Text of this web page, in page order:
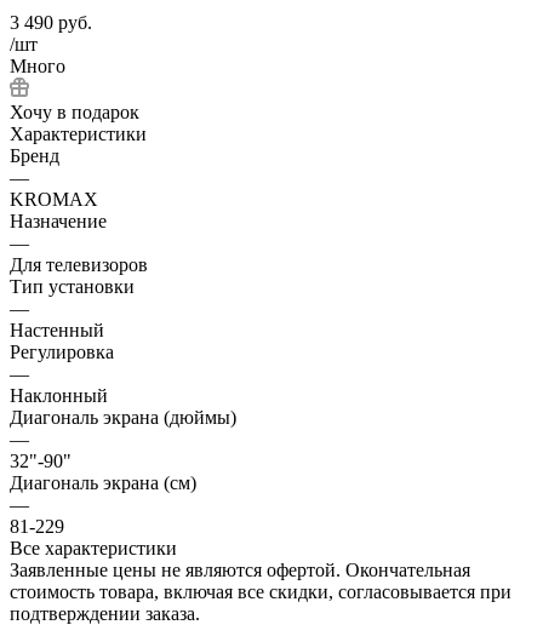
3 490 руб.
/шт
Много
Хочу в подарок
Характеристики
Бренд
—
KROMAX
Назначение
—
Для телевизоров
Тип установки
—
Настенный
Регулировка
—
Наклонный
Диагональ экрана (дюймы)
—
32"-90"
Диагональ экрана (см)
—
81-229
Все характеристики
Заявленные цены не являются офертой. Окончательная
стоимость товара, включая все скидки, согласовывается при
подтверждении заказа.